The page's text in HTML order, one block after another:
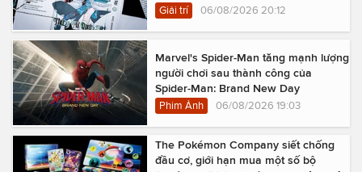
Giải trí 06/08/2026 20:12
Marvel's Spider-Man tăng mạnh lượng
người chơi sau thành công của
Spider-Man: Brand New Day
Phim Ảnh 06/08/2026 19:03
The Pokémon Company siết chống
đầu cơ, giới hạn mua một số bộ